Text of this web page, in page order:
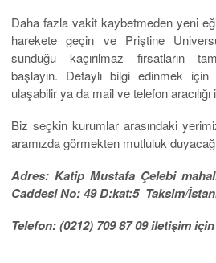
Daha fazla vakit kaybetmeden yeni
harekete geçin ve Priştine
sunduğu kaçırılmaz fırsatların
başlayın. Detaylı bilgi edinmek için
ulaşabilir ya da mail ve telefon
Biz seçkin kurumlar arasındaki
aramızda görmekten mutluluk
Adres: Katip Mustafa Çelebi
Caddesi No: 49 D:kat:5 Taksim/
Telefon: (0212) 709 87 09 iletişim için